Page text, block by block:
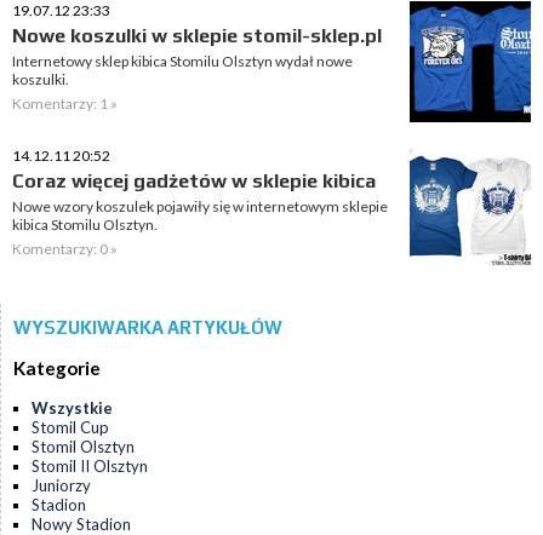
19.07.12 23:33
Nowe koszulki w sklepie stomil-sklep.pl
Internetowy sklep kibica Stomilu Olsztyn wydał nowe
koszulki.
Komentarzy: 1 »
14.12.11 20:52
Coraz więcej gadżetów w sklepie kibica
Nowe wzory koszulek pojawiły się w internetowym sklepie
kibica Stomilu Olsztyn.
Komentarzy: 0 »
WYSZUKIWARKA ARTYKUŁÓW
Kategorie
Wszystkie
Stomil Cup
Stomil Olsztyn
Stomil II Olsztyn
Juniorzy
Stadion
Nowy Stadion